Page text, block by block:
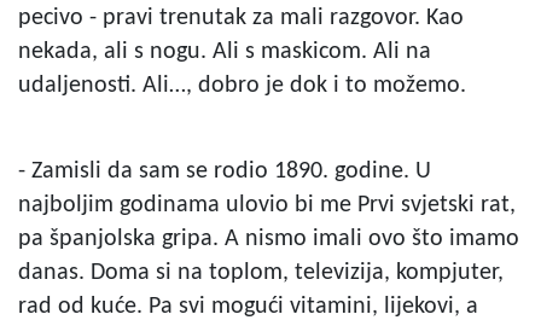
pecivo - pravi trenutak za mali razgovor. Kao
nekada, ali s nogu. Ali s maskicom. Ali na
udaljenosti. Ali…, dobro je dok i to možemo.
- Zamisli da sam se rodio 1890. godine. U
najboljim godinama ulovio bi me Prvi svjetski rat,
pa španjolska gripa. A nismo imali ovo što imamo
danas. Doma si na toplom, televizija, kompjuter,
rad od kuće. Pa svi mogući vitamini, lijekovi, a